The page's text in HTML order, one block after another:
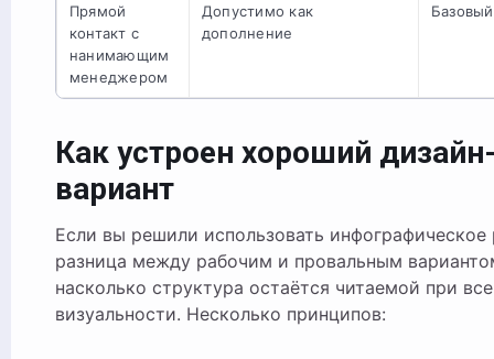
Прямой
контакт с
нанимающим
менеджером
Допустимо как
дополнение
Как устроен хороший
вариант
Если вы решили использовать
разница между рабочим и провальным
насколько структура остаётся читаемой при
визуальности. Несколько принципов: